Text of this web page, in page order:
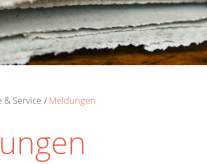
& Service Meldungen